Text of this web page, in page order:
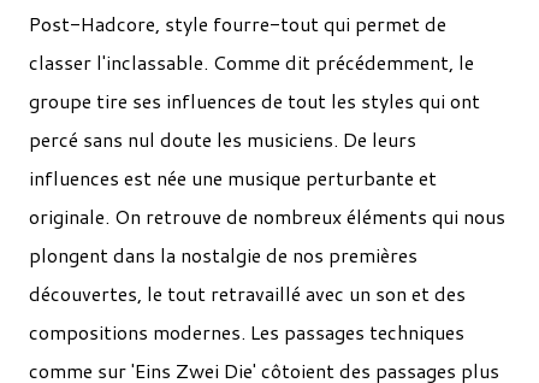
Post-Hadcore, style fourre-tout qui permet de
classer l'inclassable. Comme dit précédemment, le
groupe tire ses influences de tout les styles qui ont
percé sans nul doute les musiciens. De leurs
influences est née une musique perturbante et
originale. On retrouve de nombreux éléments qui nous
plongent dans la nostalgie de nos premières
découvertes, le tout retravaillé avec un son et des
compositions modernes. Les passages techniques
comme sur 'Eins Zwei Die' côtoient des passages plus